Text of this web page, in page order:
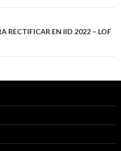
RECTIFICAR EN IID 2022 – LOF